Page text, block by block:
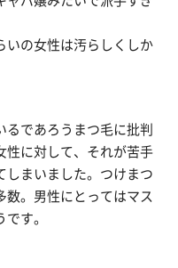
いの女性は汚らしくしか
であろうまつ毛に批判
性に対して、それが苦手
しまいました。つけまつ
数。男性にとってはマス
す。